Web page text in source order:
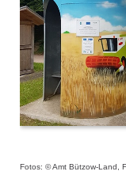
Fotos: © Amt Bützow-Land,